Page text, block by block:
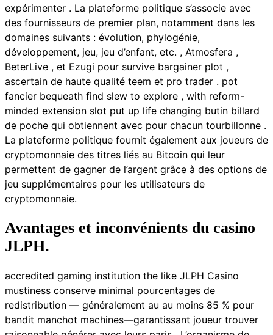
expérimenter . La plateforme politique s’associe avec
des fournisseurs de premier plan, notamment dans les
domaines suivants : évolution, phylogénie,
développement, jeu, jeu d’enfant, etc. , Atmosfera ,
BeterLive , et Ezugi pour survive bargainer plot ,
ascertain de haute qualité teem et pro trader . pot
fancier bequeath find slew to explore , with reform-
minded extension slot put up life changing butin billard
de poche qui obtiennent avec pour chacun tourbillonne .
La plateforme politique fournit également aux joueurs de
cryptomonnaie des titres liés au Bitcoin qui leur
permettent de gagner de l’argent grâce à des options de
jeu supplémentaires pour les utilisateurs de
cryptomonnaie.
Avantages et inconvénients du casino
JLPH.
accredited gaming institution the like JLPH Casino
mustiness conserve minimal pourcentages de
redistribution — généralement au au moins 85 % pour
bandit manchot machines—garantissant joueur trouver